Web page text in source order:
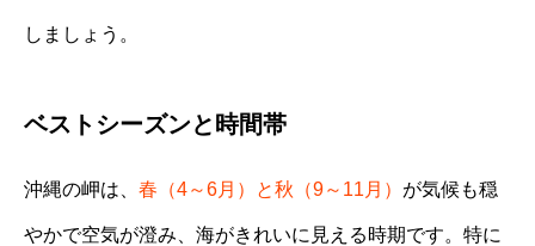
しましょう。
ベストシーズンと時間帯
沖縄の岬は、 春（4～6月）と秋（9～11月） が気候も穏
やかで空気が澄み、海がきれいに見える時期です。特に